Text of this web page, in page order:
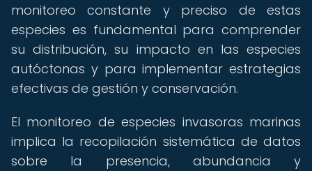
monitoreo constante y preciso de estas
especies es fundamental para comprender
su distribución, su impacto en las especies
autóctonas y para implementar estrategias
efectivas de gestión y conservación.
El monitoreo de especies invasoras marinas
implica la recopilación sistemática de datos
sobre la presencia, abundancia y